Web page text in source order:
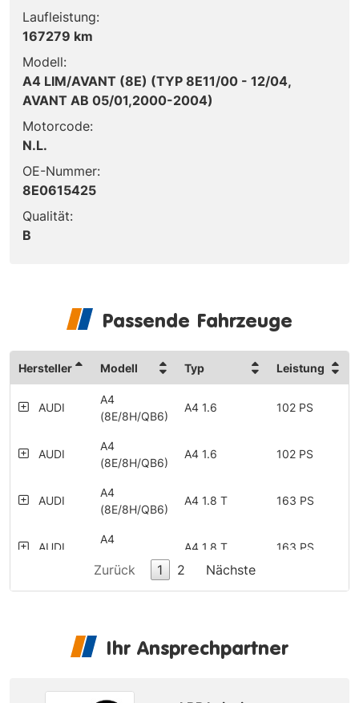
Laufleistung:
167279 km
Modell:
A4 LIM/AVANT (8E) (TYP 8E11/00 - 12/04,
AVANT AB 05/01,2000-2004)
Motorcode:
N.L.
OE-Nummer:
8E0615425
Qualität:
B
Passende Fahrzeuge
Hersteller Modell Typ Leistung
AUDI
A4
(8E/8H/QB6)
A4 1.6 102 PS
AUDI
A4
(8E/8H/QB6)
A4 1.6 102 PS
AUDI
A4
(8E/8H/QB6)
A4 1.8 T 163 PS
AUDI
A4
A4 1.8 T 163 PS
AUDI A4 1.8 T 150 PS
(8E/8H/QB6)
A4 1.8 T
(8E/8H/QB6)
Zurück 1 2 Nächste
Ihr Ansprechpartner